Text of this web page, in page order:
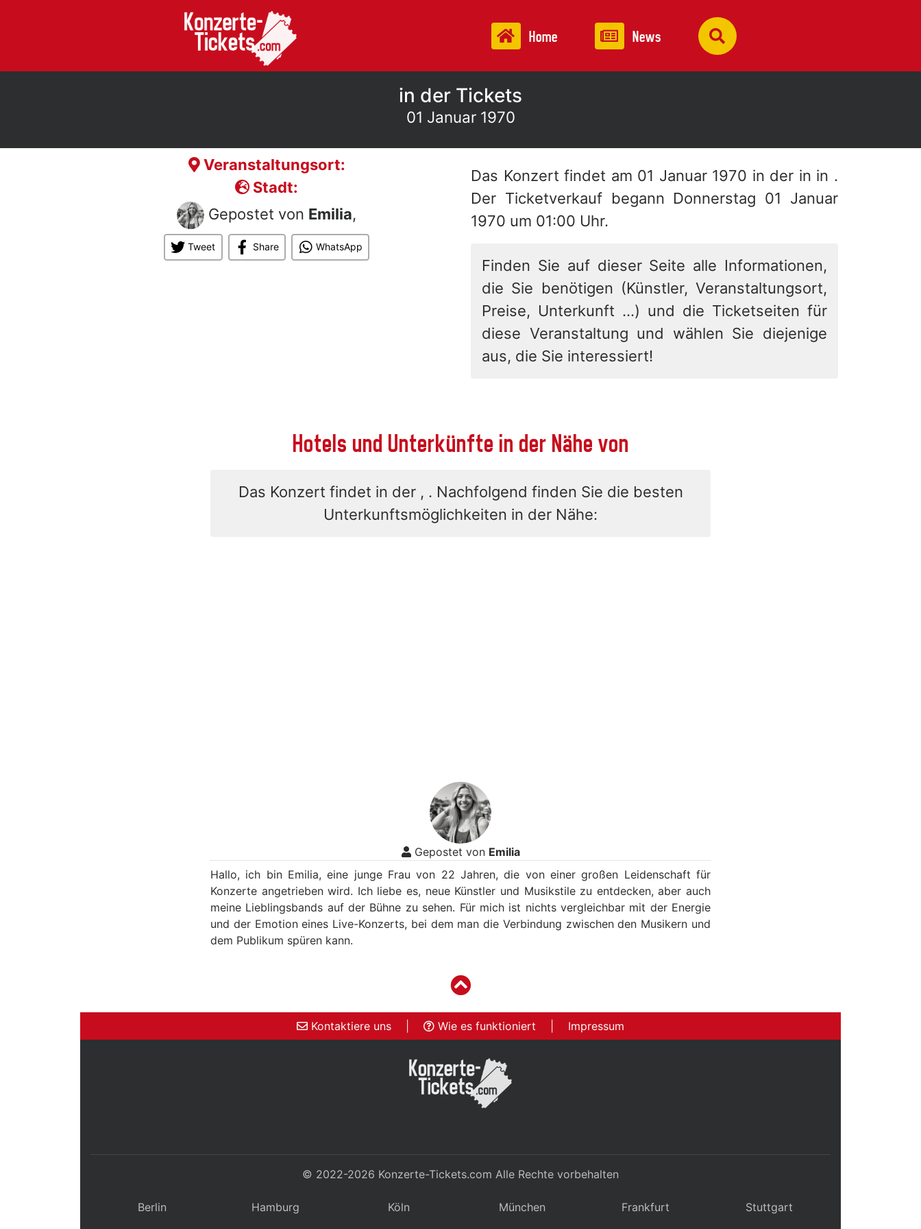
Home News
in der Tickets
01 Januar 1970
Veranstaltungsort:
Stadt:
Gepostet von Emilia,
Tweet Share WhatsApp
Das Konzert findet am 01 Januar 1970 in der in in .
Der Ticketverkauf begann Donnerstag 01 Januar
1970 um 01:00 Uhr.
Finden Sie auf dieser Seite alle Informationen,
die Sie benötigen (Künstler, Veranstaltungsort,
Preise, Unterkunft ...) und die Ticketseiten für
diese Veranstaltung und wählen Sie diejenige
aus, die Sie interessiert!
Hotels und Unterkünfte in der Nähe von
Das Konzert findet in der , . Nachfolgend finden Sie die besten
Unterkunftsmöglichkeiten in der Nähe:
Gepostet von Emilia
Hallo, ich bin Emilia, eine junge Frau von 22 Jahren, die von einer großen Leidenschaft für
Konzerte angetrieben wird. Ich liebe es, neue Künstler und Musikstile zu entdecken, aber auch
meine Lieblingsbands auf der Bühne zu sehen. Für mich ist nichts vergleichbar mit der Energie
und der Emotion eines Live-Konzerts, bei dem man die Verbindung zwischen den Musikern und
dem Publikum spüren kann.
Kontaktiere uns Wie es funktioniert Impressum
© 2022-2026 Konzerte-Tickets.com Alle Rechte vorbehalten
Berlin Hamburg Köln München Frankfurt Stuttgart